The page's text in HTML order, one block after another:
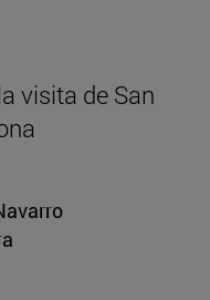
visita de San